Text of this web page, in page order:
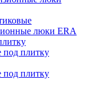
люки ERA
плитку
плитку